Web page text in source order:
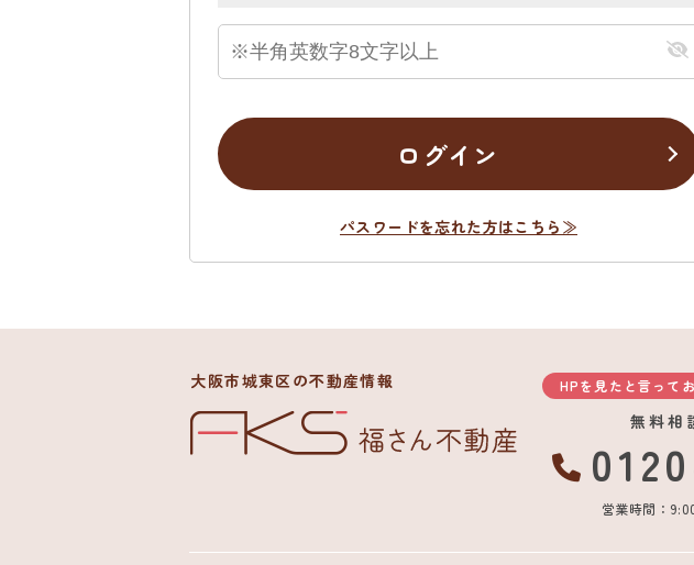
ログイン
パスワードを忘れた方はこちら≫
大阪市城東区の不動産情報 HPを見たと言って
無料相
営業時間：